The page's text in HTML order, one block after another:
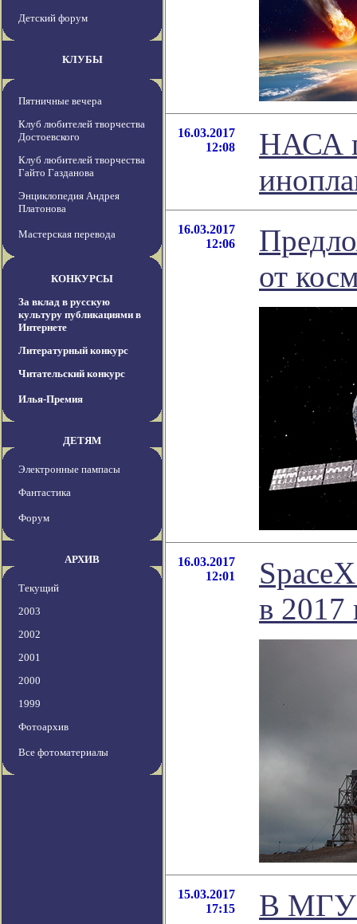
Детский форум
КЛУБЫ
Пятничные вечера
Клуб любителей творчества
Достоевского
Клуб любителей творчества
Гайто Газданова
Энциклопедия Андрея
Платонова
Мастерская перевода
КОНКУРСЫ
За вклад в русскую
культуру публикациями в
Интернете
Литературный конкурс
Читательский конкурс
Илья-Премия
ДЕТЯМ
Электронные пампасы
Фантастика
Форум
АРХИВ
Текущий
2003
2002
2001
2000
1999
Фотоархив
Все фотоматериалы
16.03.2017
12:08
НАСА
16.03.2017
12:06
от
16.03.2017
12:01
в 2017
15.03.2017
17:15
В МГУ